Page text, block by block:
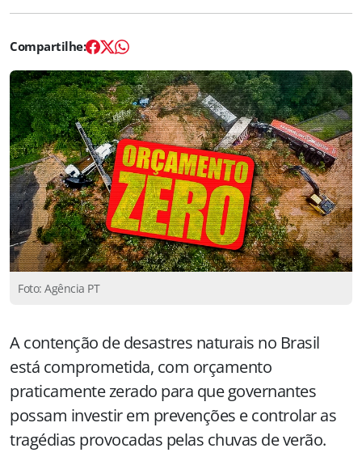
Foto: Agência PT
A contenção de desastres naturais no Brasil
está comprometida, com orçamento
praticamente zerado para que governantes
possam investir em prevenções e controlar as
tragédias provocadas pelas chuvas de verão.